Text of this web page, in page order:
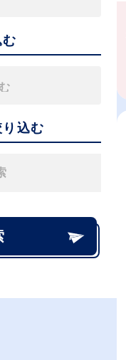
込む